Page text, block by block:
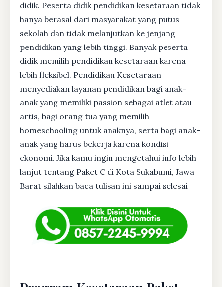
didik. Peserta didik pendidikan kesetaraan tidak
hanya berasal dari masyarakat yang putus
sekolah dan tidak melanjutkan ke jenjang
pendidikan yang lebih tinggi. Banyak peserta
didik memilih pendidikan kesetaraan karena
lebih fleksibel. Pendidikan Kesetaraan
menyediakan layanan pendidikan bagi anak-
anak yang memiliki passion sebagai atlet atau
artis, bagi orang tua yang memilih
homeschooling untuk anaknya, serta bagi anak-
anak yang harus bekerja karena kondisi
ekonomi. Jika kamu ingin mengetahui info lebih
lanjut tentang Paket C di Kota Sukabumi, Jawa
Barat silahkan baca tulisan ini sampai selesai